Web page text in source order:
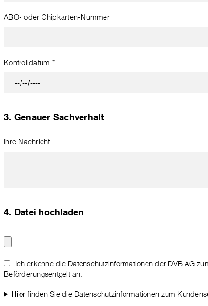
ABO- oder Chipkarten-Nummer
Kontrolldatum *
3. Genauer Sachverhalt
Ihre Nachricht
4. Datei hochladen
Ich erkenne die Datenschutzinformationen der DVB AG
Beförderungsentgelt an.
Hierfinden Sie die Datenschutzinformationen zum